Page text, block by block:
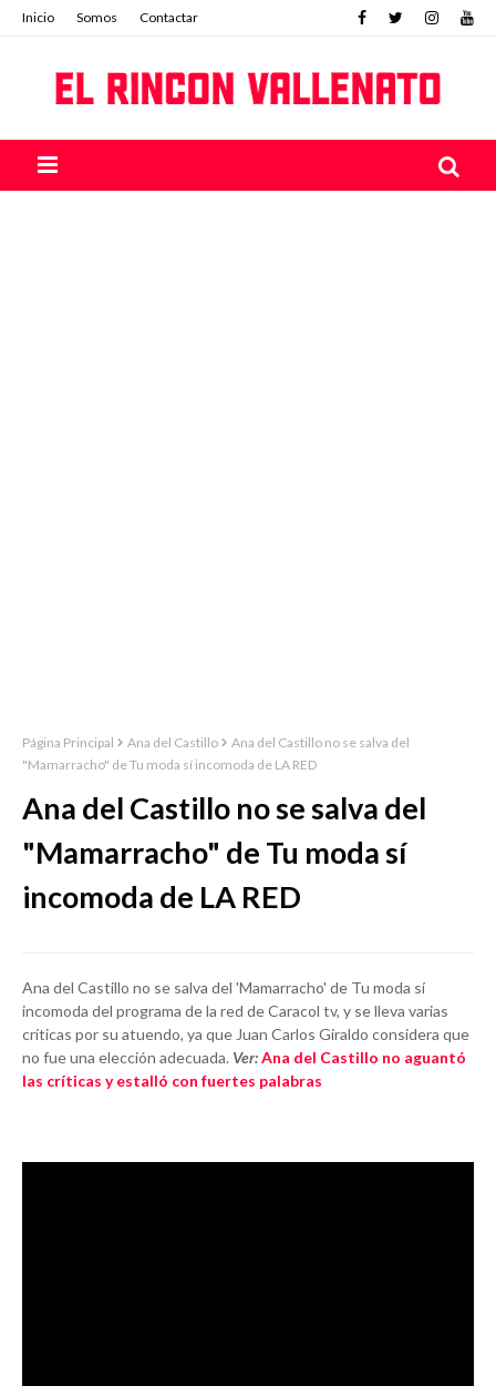
Inicio Somos Contactar
Página Principal Ana del Castillo
Ana del Castillo no se salva del
"Mamarracho" de Tu moda sí incomoda de LA RED
Ana del Castillo no se salva del
"Mamarracho" de Tu moda sí
incomoda de LA RED
Ana del Castillo no se salva del 'Mamarracho' de Tu moda sí
incomoda del programa de la red de Caracol tv, y se lleva varias
críticas por su atuendo, ya que Juan Carlos Giraldo considera que
no fue una elección adecuada. Ver:Ana del Castillo no aguantó
las críticas y estalló con fuertes palabras